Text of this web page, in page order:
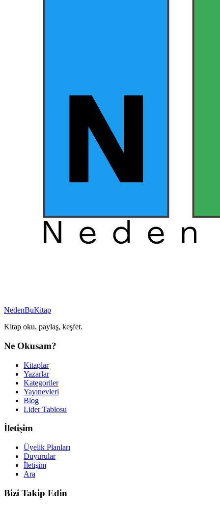
NedenBuKitap
Kitap oku, paylaş, keşfet.
Ne Okusam?
Kitaplar
Yazarlar
Kategoriler
Yayınevleri
Blog
Lider Tablosu
İletişim
Üyelik Planları
Duyurular
İletişim
Ara
Bizi Takip Edin